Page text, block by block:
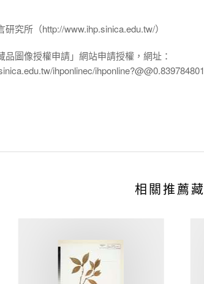
究所（http://www.ihp.sinica.edu.tw/）
品圖像授權申請」網站申請授權，網址：
ihponlinec/
相關推薦